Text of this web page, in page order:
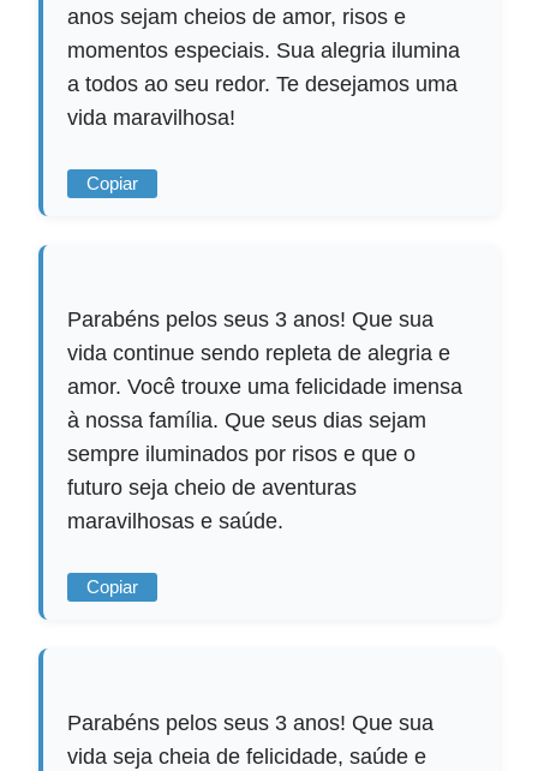
anos sejam cheios de amor, risos e
momentos especiais. Sua alegria ilumina
a todos ao seu redor. Te desejamos uma
vida maravilhosa!
Copiar
Parabéns pelos seus 3 anos! Que sua
vida continue sendo repleta de alegria e
amor. Você trouxe uma felicidade imensa
à nossa família. Que seus dias sejam
sempre iluminados por risos e que o
futuro seja cheio de aventuras
maravilhosas e saúde.
Copiar
Parabéns pelos seus 3 anos! Que sua
vida seja cheia de felicidade, saúde e